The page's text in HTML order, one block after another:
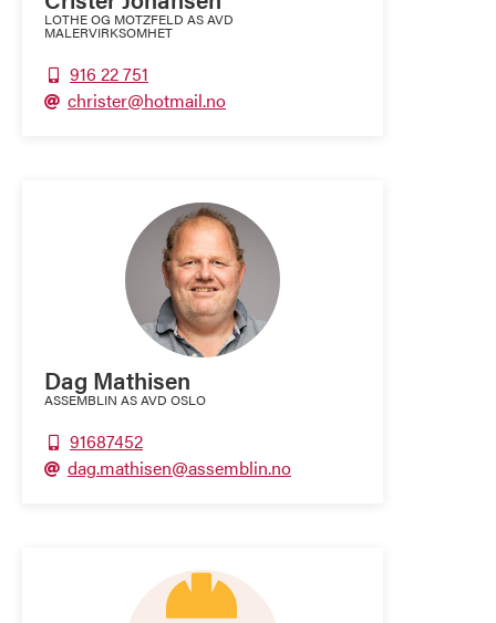
LOTHE OG MOTZFELD AS AVD
MALERVIRKSOMHET
 916 22 751
 christer@hotmail.no
Dag Mathisen
ASSEMBLIN AS AVD OSLO
 91687452
 dag.mathisen@assemblin.no